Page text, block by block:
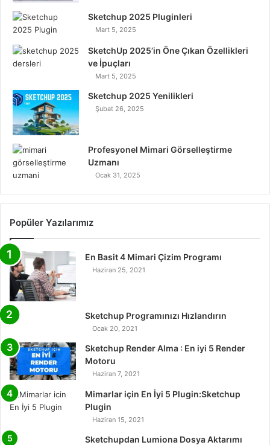
o
r
e
r
Sketchup 2025 Pluginleri
Mart 5, 2025
SketchUp 2025’in Öne Çıkan Özellikleri
ve İpuçları
Mart 5, 2025
Sketchup 2025 Yenilikleri
Şubat 26, 2025
Profesyonel Mimari Görselleştirme
Uzmanı
Ocak 31, 2025
Popüler Yazılarımız
En Basit 4 Mimari Çizim Programı
Haziran 25, 2021
Sketchup Programınızı Hızlandırın
Ocak 20, 2021
Sketchup Render Alma : En iyi 5 Render
Motoru
Haziran 7, 2021
Mimarlar için En İyi 5 Plugin:Sketchup
Plugin
Haziran 15, 2021
Sketchupdan Lumiona Dosya Aktarımı